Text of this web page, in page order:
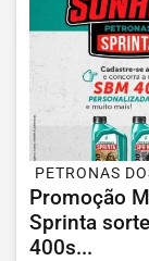
PETRONAS
Promoção
Sprinta
400s...